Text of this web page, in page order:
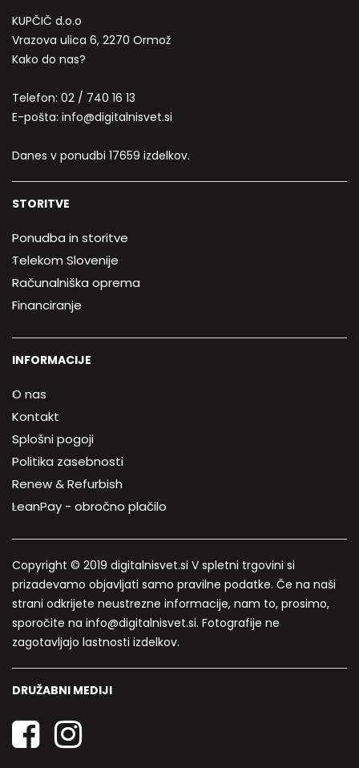
KUPČIČ d.o.o
Vrazova ulica 6, 2270 Ormož
Kako do nas?
Telefon: 02 / 740 16 13
E-pošta: info@digitalnisvet.si
Danes v ponudbi 17659 izdelkov.
STORITVE
Ponudba in storitve
Telekom Slovenije
Računalniška oprema
Financiranje
INFORMACIJE
O nas
Kontakt
Splošni pogoji
Politika zasebnosti
Renew & Refurbish
LeanPay - obročno plačilo
Copyright © 2019 digitalnisvet.si V spletni trgovini si
prizadevamo objavljati samo pravilne podatke. Če na naši
strani odkrijete neustrezne informacije, nam to, prosimo,
sporočite na info@digitalnisvet.si. Fotografije ne
zagotavljajo lastnosti izdelkov.
DRUŽABNI MEDIJI